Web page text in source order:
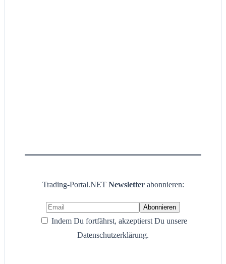
Trading-Portal.NET Newsletter abonnieren:
Indem Du fortfährst, akzeptierst Du unsere
Datenschutzerklärung.